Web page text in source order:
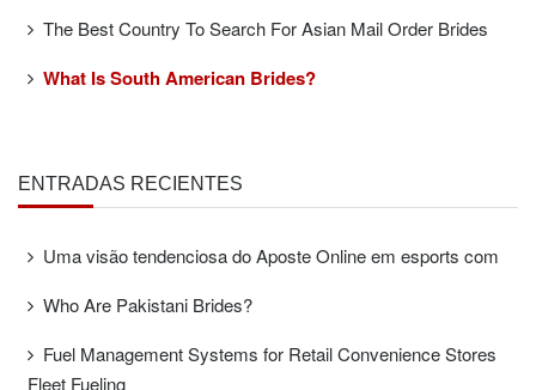
The Best Country To Search For Asian Mail Order Brides
What Is South American Brides?
ENTRADAS RECIENTES
Uma visão tendenciosa do Aposte Online em esports com
Who Are Pakistani Brides?
Fuel Management Systems for Retail Convenience Stores
Fleet Fueling